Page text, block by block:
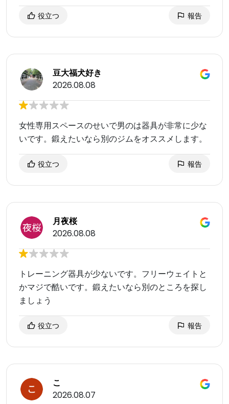
役立つ 報告
豆大福犬好き
2026.08.08
女性専用スペースのせいで男のは器具が非常に少な
いです。鍛えたいなら別のジムをオススメします。
役立つ 報告
月夜桜
2026.08.08
トレーニング器具が少ないです。フリーウェイトと
かマジで酷いです。鍛えたいなら別のところを探し
ましょう
役立つ 報告
こ
2026.08.07